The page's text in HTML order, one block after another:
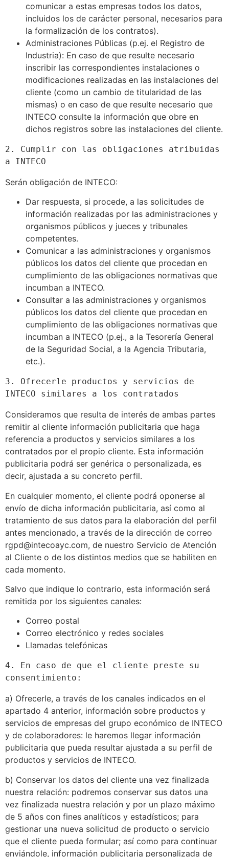
comunicar a estas empresas todos los datos,
incluidos los de carácter personal, necesarios para
la formalización de los contratos).
Administraciones Públicas (p.ej. el Registro de
Industria): En caso de que resulte necesario
inscribir las correspondientes instalaciones o
modificaciones realizadas en las instalaciones del
cliente (como un cambio de titularidad de las
mismas) o en caso de que resulte necesario que
INTECO consulte la información que obre en
dichos registros sobre las instalaciones del cliente.
2. Cumplir con las obligaciones atribuidas
a INTECO
Serán obligación de INTECO:
Dar respuesta, si procede, a las solicitudes de
información realizadas por las administraciones y
organismos públicos y jueces y tribunales
competentes.
Comunicar a las administraciones y organismos
públicos los datos del cliente que procedan en
cumplimiento de las obligaciones normativas que
incumban a INTECO.
Consultar a las administraciones y organismos
públicos los datos del cliente que procedan en
cumplimiento de las obligaciones normativas que
incumban a INTECO (p.ej., a la Tesorería General
de la Seguridad Social, a la Agencia Tributaria,
etc.).
3. Ofrecerle productos y servicios de
INTECO similares a los contratados
Consideramos que resulta de interés de ambas partes
remitir al cliente información publicitaria que haga
referencia a productos y servicios similares a los
contratados por el propio cliente. Esta información
publicitaria podrá ser genérica o personalizada, es
decir, ajustada a su concreto perfil.
En cualquier momento, el cliente podrá oponerse al
envío de dicha información publicitaria, así como al
tratamiento de sus datos para la elaboración del perfil
antes mencionado, a través de la dirección de correo
rgpd@intecoayc.com, de nuestro Servicio de Atención
al Cliente o de los distintos medios que se habiliten en
cada momento.
Salvo que indique lo contrario, esta información será
remitida por los siguientes canales:
Correo postal
Correo electrónico y redes sociales
Llamadas telefónicas
4. En caso de que el cliente preste su
consentimiento:
a) Ofrecerle, a través de los canales indicados en el
apartado 4 anterior, información sobre productos y
servicios de empresas del grupo económico de INTECO
y de colaboradores: le haremos llegar información
publicitaria que pueda resultar ajustada a su perfil de
productos y servicios de INTECO.
b) Conservar los datos del cliente una vez finalizada
nuestra relación: podremos conservar sus datos una
vez finalizada nuestra relación y por un plazo máximo
de 5 años con fines analíticos y estadísticos; para
gestionar una nueva solicitud de producto o servicio
que el cliente pueda formular; así como para continuar
enviándole, información publicitaria personalizada de